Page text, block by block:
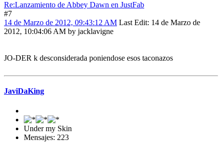
Re:Lanzamiento de Abbey Dawn en JustFab
#7
14 de Marzo de 2012, 09:43:12 AM Last Edit: 14 de Marzo de
2012, 10:04:06 AM by jacklavigne
JO-DER k desconsiderada poniendose esos taconazos
JaviDaKing
Under my Skin
Mensajes: 223